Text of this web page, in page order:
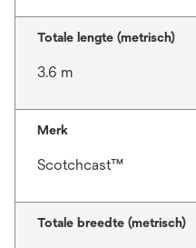
Totale lengte (metrisch)
3.6 m
Merk
Scotchcast™
Totale breedte (metrisch)